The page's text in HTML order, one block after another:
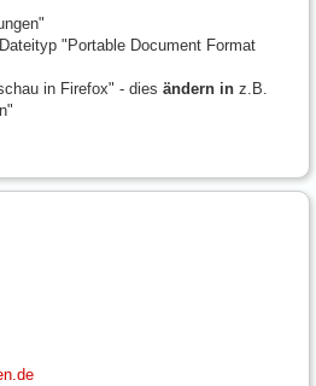
"Portable Document Format
in Firefox" - dies ändern in z.B.